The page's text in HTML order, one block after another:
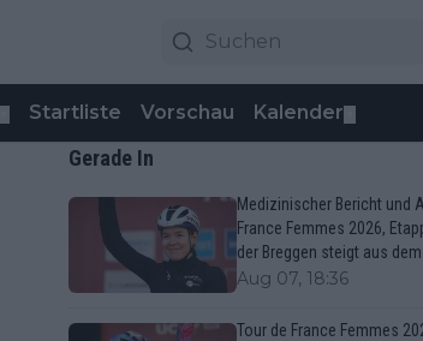
Startliste Vorschau Kalender
Gerade In
Medizinischer Bericht und
France Femmes 2026,
der Breggen steigt aus
Aug 07, 18:36
Tour de France Femmes